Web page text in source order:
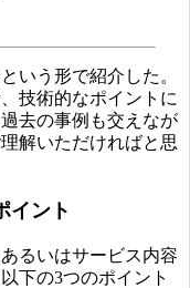
いう形で紹介した。
技術的なポイントに
去の事例も交えなが
解いただければと思
イント
るいはサービス内容
下の3つのポイント